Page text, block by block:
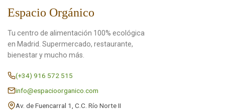
Espacio Orgánico
Tu centro de alimentación 100% ecológica
en Madrid. Supermercado, restaurante,
bienestar y mucho más.
(+34) 916 572 515
info@espacioorganico.com
Av. de Fuencarral 1, C.C. Río Norte II